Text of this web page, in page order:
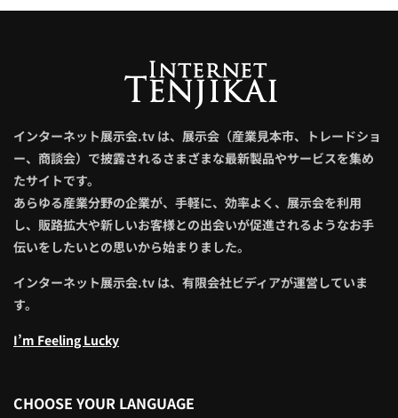
インターネット展示会.tv は、展示会（産業見本市、トレードショ
ー、商談会）で披露されるさまざまな最新製品やサービスを集め
たサイトです。
あらゆる産業分野の企業が、手軽に、効率よく、展示会を利用
し、販路拡大や新しいお客様との出会いが促進されるようなお手
伝いをしたいとの思いから始まりました。
インターネット展示会.tv は、有限会社ビディアが運営していま
す。
I’m Feeling Lucky
CHOOSE YOUR LANGUAGE